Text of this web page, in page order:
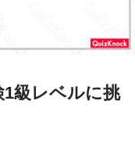
1級レベルに挑